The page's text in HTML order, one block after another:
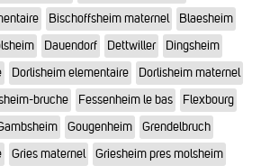
Bischoffsheim maternel
Blaesheim
Dauendorf Dettwiller
Dingsheim
Dorlisheim elementaire
Dorlisheim maternel
bruche Fessenheim le bas
Flexbourg
Gougenheim
Grendelbruch
Gries maternel
Griesheim pres molsheim